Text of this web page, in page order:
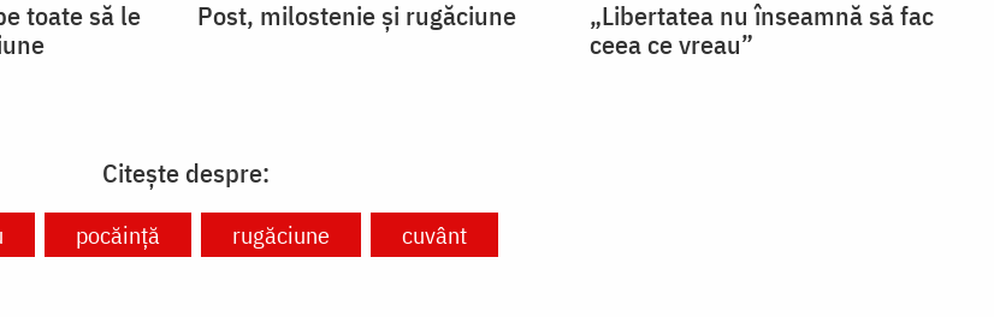
toate să le
Post, milostenie și rugăciune
„Libertatea nu înseamnă să fac
ceea ce vreau”
Citește despre:
pocăință rugăciune cuvânt